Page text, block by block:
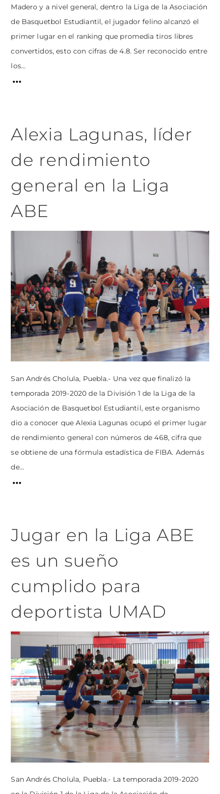
Madero y a nivel general, dentro la Liga de la Asociación
de Basquetbol Estudiantil, el jugador felino alcanzó el
primer lugar en el ranking que promedia tiros libres
convertidos, esto con cifras de 4.8. Ser reconocido entre
los...
Alexia Lagunas, líder
de rendimiento
general en la Liga
ABE
San Andrés Cholula, Puebla.- Una vez que finalizó la
temporada 2019-2020 de la División 1 de la Liga de la
Asociación de Basquetbol Estudiantil, este organismo
dio a conocer que Alexia Lagunas ocupó el primer lugar
de rendimiento general con números de 468, cifra que
se obtiene de una fórmula estadística de FIBA. Además
de...
Jugar en la Liga ABE
es un sueño
cumplido para
deportista UMAD
San Andrés Cholula, Puebla.- La temporada 2019-2020